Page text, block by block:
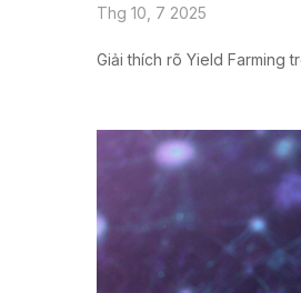
Thg 10, 7 2025
Giải thích rõ Yield Farming